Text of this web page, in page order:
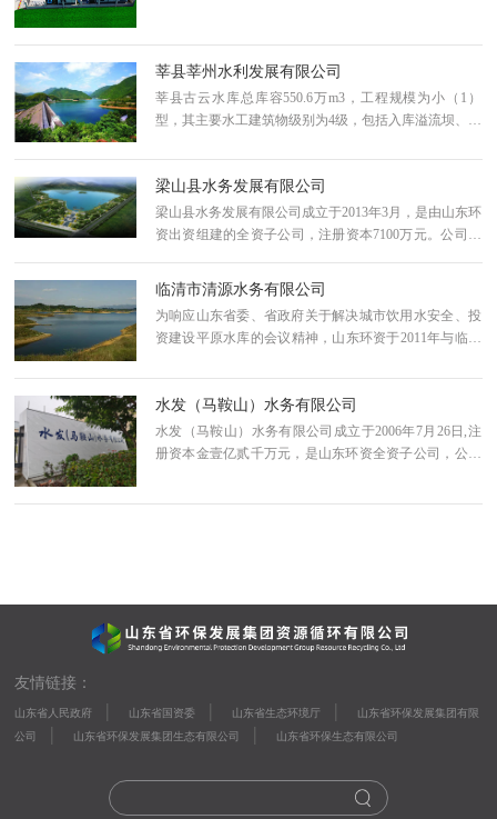
莘县莘州水利发展有限公司
莘县古云水库总库容550.6万m3，工程规模为小（1）
型，其主要水工建筑物级别为4级，包括入库溢流坝、水
5级。向莘县南部的古云镇、大张家镇、观城镇、樱桃园
镇及古云经济开发区生活及工业供水规模为3万m3/d，年
供水量1095万m3。其中，生活供水规模为2万m3/d，年
供水量730万m3；工业供水规模为1万m3/d，年供水量36
梁山县水务发展有限公司
梁山县水务发展有限公司成立于2013年3月，是由山东环
资出资组建的全资子公司，注册资本7100万元。公司目
配套工程投资建设工作，从事涉水项目的投资开发和经
营管理。
临清市清源水务有限公司
为响应山东省委、省政府关于解决城市饮用水安全、投
资建设平原水库的会议精神，山东环资于2011年与临清
扩股临清市清源水务有限公司（以下简称“清源水
务”）。
水发（马鞍山）水务有限公司
水发（马鞍山）水务有限公司成立于2006年7月26日,注
册资本金壹亿贰千万元，是山东环资全资子公司，公司
博望区博望镇、新市工业园全部区域，服务约4万用户、
10万居民。
友情链接：
山东省人民政府 | 山东省国资委 | 山东省生态环境厅 |
山东省环保发展集团有限
公司
| 山东省环保发展集团生态有限公司 | 山东省环保生态有限公司